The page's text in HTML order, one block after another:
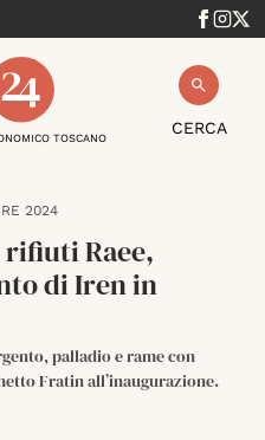
CERCA
TOSCANO
2024
Raee,
di Iren in
palladio e rame con
Fratin all’inaugurazione.